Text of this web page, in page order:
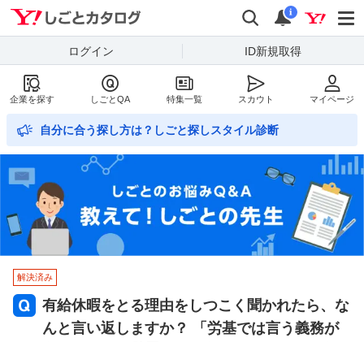
Yahoo!しごとカタログ
検索
通知
i
ログイン ID新規取得
企業を探す しごとQA 特集一覧 スカウト マイページ
自分に合う探し方は？しごと探しスタイル診断
解決済み
有給休暇をとる理由をしつこく聞かれたら、な
んと言い返しますか？ 「労基では言う義務が